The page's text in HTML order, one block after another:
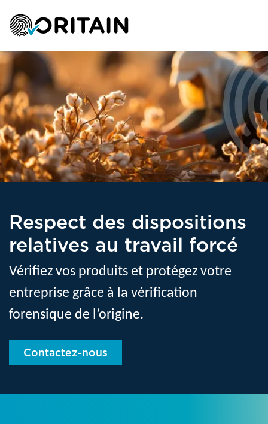
Respect des dispositions
relatives au travail forcé
Vérifiez vos produits et protégez votre
entreprise grâce à la vérification
forensique de l’origine.
Contactez-nous